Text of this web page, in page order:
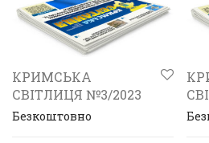
КРИМСЬКА
СВІТЛИЦЯ №3/2023
Безкоштовно